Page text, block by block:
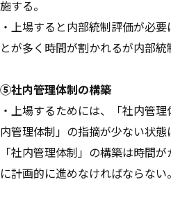
施する。
・上場すると内部統制評価が必
とが多く時間が割かれるが内部
⑤社内管理体制の構築
・上場するためには、「社内管
内管理体制」の指摘が少ない状態
「社内管理体制」の構築は時間
に計画的に進めなければならない。